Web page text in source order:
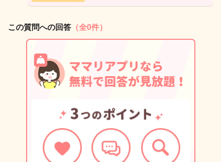
この質問への回答 （全0件）